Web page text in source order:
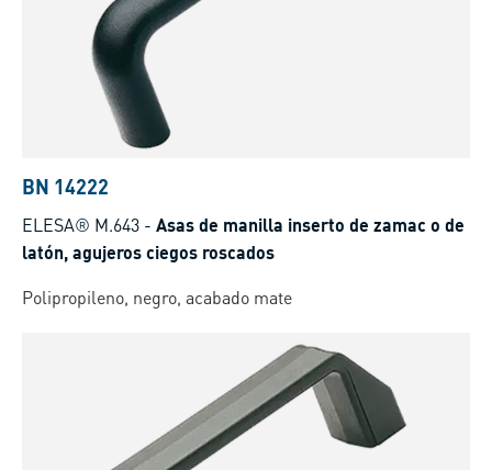
BN 14222
ELESA® M.643 - Asas de manilla inserto de zamac o de
latón, agujeros ciegos roscados
Polipropileno, negro, acabado mate